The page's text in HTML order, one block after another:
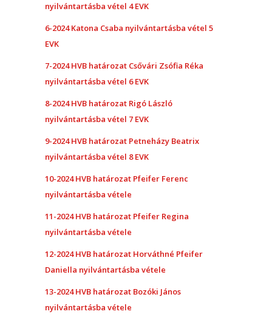
nyilvántartásba vétel 4 EVK
6-2024Katona Csaba nyilvántartásba vétel 5
EVK
7-2024HVB határozat Csővári Zsófia Réka
nyilvántartásba vétel 6 EVK
8-2024HVB határozat Rigó László
nyilvántartásba vétel 7 EVK
9-2024HVB határozat Petneházy Beatrix
nyilvántartásba vétel 8 EVK
10-2024 HVB határozat Pfeifer Ferenc
nyilvántartásba vétele
11-2024 HVB határozat Pfeifer Regina
nyilvántartásba vétele
12-2024 HVB határozat Horváthné Pfeifer
Daniella nyilvántartásba vétele
13-2024 HVB határozat Bozóki János
nyilvántartásba vétele